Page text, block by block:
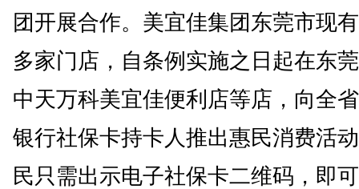
团开展合作。美宜佳集团东莞市现
多家门店，自条例实施之日起在东
中天万科美宜佳便利店等店，向全
银行社保卡持卡人推出惠民消费活
民只需出示电子社保卡二维码，即